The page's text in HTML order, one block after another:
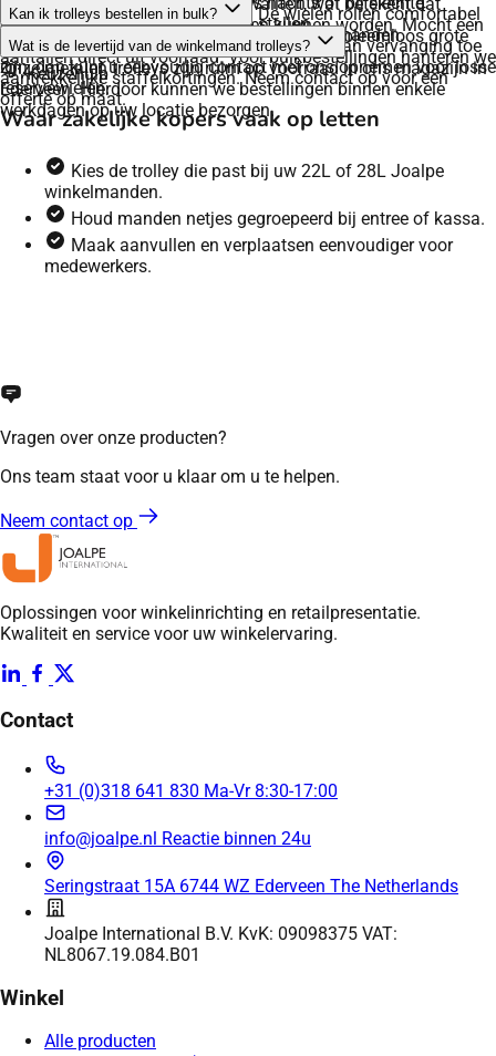
weersomstandigheden binnen te stallen.
sporen achter op uw winkelvloer. De wielen rollen comfortabel
en geruisloos, zelfs bij een volledige stapel manden.
onderdelen desgewenst vervangen kunnen worden. Mocht een
wiel na verloop van jaren intensief gebruik aan vervanging toe
zijn, dan kunt u eenvoudig contact met ons opnemen voor losse
reservewielen.
Kan ik trolleys bestellen in bulk?
Ja, als directe B2B-producent leveren we probleemloos grote
aantallen direct uit voorraad. Voor bulkbestellingen hanteren we
aantrekkelijke staffelkortingen. Neem contact op voor een
offerte op maat.
Wat is de levertijd van de winkelmand trolleys?
Onze metalen trolleys zijn ruim op voorraad in ons magazijn in
Ederveen. Hierdoor kunnen we bestellingen binnen enkele
werkdagen op uw locatie bezorgen.
Keuzehulp
Waar zakelijke kopers vaak op letten
Kies de trolley die past bij uw 22L of 28L Joalpe
winkelmanden.
Houd manden netjes gegroepeerd bij entree of kassa.
Maak aanvullen en verplaatsen eenvoudiger voor
medewerkers.
Vragen over onze producten?
Ons team staat voor u klaar om u te helpen.
Neem contact op
Oplossingen voor winkelinrichting en retailpresentatie.
Kwaliteit en service voor uw winkelervaring.
Contact
+31 (0)318 641 830 Ma-Vr 8:30-17:00
info@joalpe.nl Reactie binnen 24u
Seringstraat 15A 6744 WZ Ederveen The Netherlands
Joalpe International B.V. KvK: 09098375 VAT:
NL8067.19.084.B01
Winkel
Alle producten